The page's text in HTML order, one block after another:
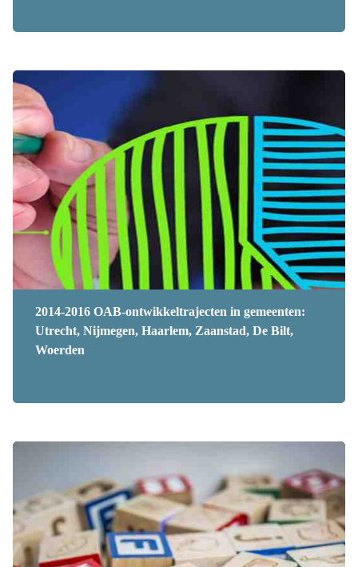
2014-2016 OAB-ontwikkeltrajecten in gemeenten:
Utrecht, Nijmegen, Haarlem, Zaanstad, De Bilt,
Woerden